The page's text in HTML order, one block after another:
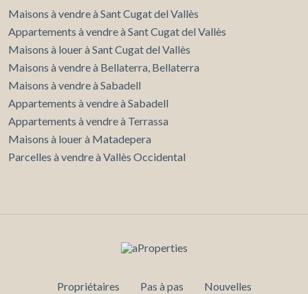
Maisons à vendre à Sant Cugat del Vallès
Appartements à vendre à Sant Cugat del Vallès
Maisons à louer à Sant Cugat del Vallès
Maisons à vendre à Bellaterra, Bellaterra
Maisons à vendre à Sabadell
Appartements à vendre à Sabadell
Appartements à vendre à Terrassa
Maisons à louer à Matadepera
Parcelles à vendre à Vallès Occidental
Propriétaires Pas à pas
Nouvelles